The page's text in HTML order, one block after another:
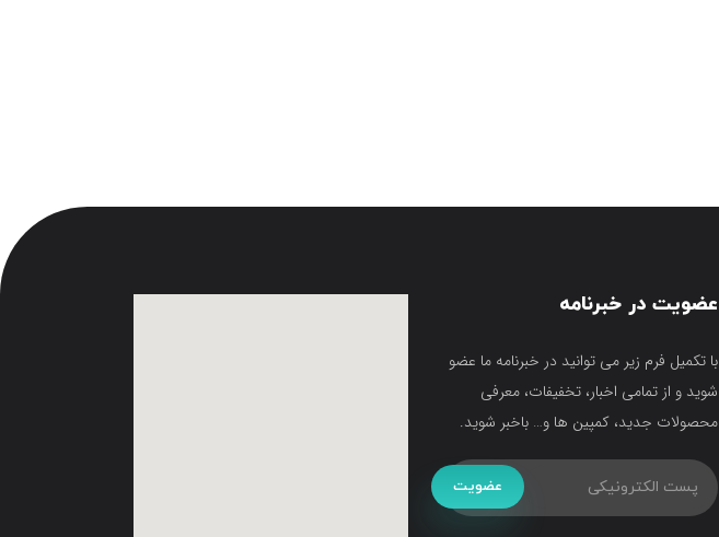
عضویت در خبرنامه
با تکمیل فرم زیر می توانید در خبرنامه ما عضو
شوید و از تمامی اخبار، تخفیفات، معرفی
محصولات جدید، کمپین ها و… باخبر شوید.
عضویت